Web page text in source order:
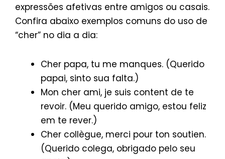
expressões afetivas entre amigos ou casais.
Confira abaixo exemplos comuns do uso de
“cher” no dia a dia:
Cher papa, tu me manques. (Querido
papai, sinto sua falta.)
Mon cher ami, je suis content de te
revoir. (Meu querido amigo, estou feliz
em te rever.)
Cher collègue, merci pour ton soutien.
(Querido colega, obrigado pelo seu